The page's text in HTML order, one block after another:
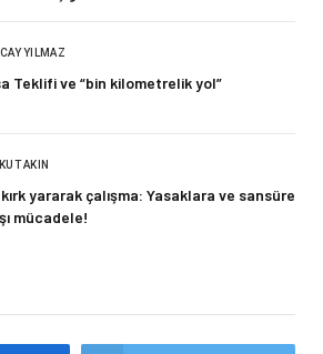
YILMAZ
Teklifi ve “bin kilometrelik yol”
AKIN
kırk yararak çalışma: Yasaklara ve sansüre
mücadele!